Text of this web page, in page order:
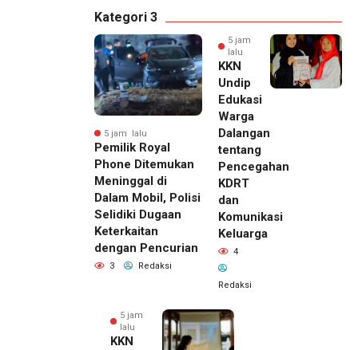
Kategori 3
5 jam lalu
Pemilik Royal
Phone Ditemukan
Meninggal di
Dalam Mobil, Polisi
Selidiki Dugaan
Keterkaitan
dengan Pencurian
3 Redaksi
5 jam
lalu
KKN
Undip
Edukasi
Warga
Dalangan
tentang
Pencegahan
KDRT
dan
Komunikasi
Keluarga
4
Redaksi
5 jam
lalu
KKN